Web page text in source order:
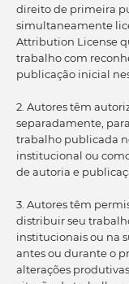
direito de primeira
simultaneamente
Attribution License
trabalho com
publicação inicial
2. Autores têm
separadamente,
trabalho publicada
institucional ou
de autoria e
3. Autores têm
distribuir seu
institucionais ou na
antes ou durante o
alterações